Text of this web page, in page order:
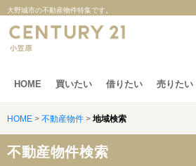
大野城市の不動産物件特集です。
HOME 買いたい 借りたい 売りたい
HOME > 不動産物件 > 地域検索
不動産物件検索